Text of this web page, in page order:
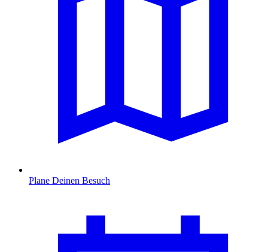
Plane Deinen Besuch